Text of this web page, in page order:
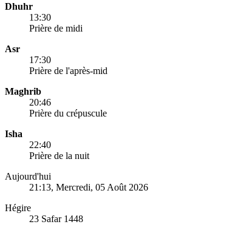
Dhuhr
13:30
Prière de midi
Asr
17:30
Prière de l'après-mid
Maghrib
20:46
Prière du crépuscule
Isha
22:40
Prière de la nuit
Aujourd'hui
21:13, Mercredi, 05 Août 2026
Hégire
23 Safar 1448